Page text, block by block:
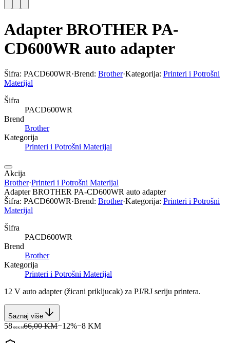
Adapter BROTHER PA-
CD600WR auto adapter
Šifra: PACD600WR·Brend: Brother·Kategorija: Printeri i Potrošni
Materijal
Šifra
PACD600WR
Brend
Brother
Kategorija
Printeri i Potrošni Materijal
Akcija
Brother·Printeri i Potrošni Materijal
Adapter BROTHER PA-CD600WR auto adapter
Šifra: PACD600WR·Brend: Brother·Kategorija: Printeri i Potrošni
Materijal
Šifra
PACD600WR
Brend
Brother
Kategorija
Printeri i Potrošni Materijal
12 V auto adapter (žicani prikljucak) za PJ/RJ seriju printera.
Saznaj više
58 00KM66,00 KM−12%−8KM